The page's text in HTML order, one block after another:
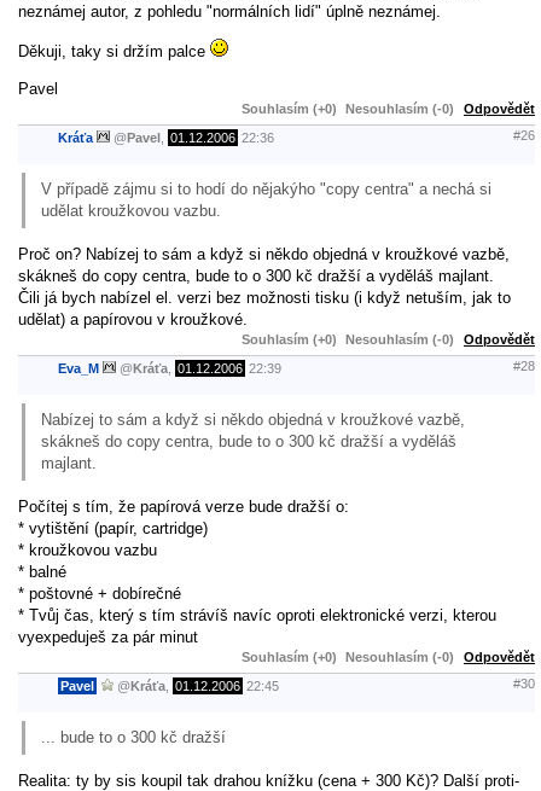
neznámej autor, z pohledu "normálních lidí" úplně neznámej.
Děkuji, taky si držím palce
Pavel
Souhlasím (+0) Nesouhlasím (-0) Odpovědět
Kráťa @Pavel 01.12.2006 22:36 #26
V případě zájmu si to hodí do nějakýho "copy centra" a nechá si
udělat kroužkovou vazbu.
Proč on? Nabízej to sám a když si někdo objedná v kroužkové vazbě,
skákneš do copy centra, bude to o 300 kč dražší a vyděláš majlant.
Čili já bych nabízel el. verzi bez možnosti tisku (i když netuším, jak to
udělat) a papírovou v kroužkové.
Souhlasím (+0) Nesouhlasím (-0) Odpovědět
Eva_M @Kráťa 01.12.2006 22:39 #28
Nabízej to sám a když si někdo objedná v kroužkové vazbě,
skákneš do copy centra, bude to o 300 kč dražší a vyděláš
majlant.
Počítej s tím, že papírová verze bude dražší o:
* vytištění (papír, cartridge)
* kroužkovou vazbu
* balné
* poštovné + dobírečné
* Tvůj čas, který s tím strávíš navíc oproti elektronické verzi, kterou
vyexpeduješ za pár minut
Souhlasím (+0) Nesouhlasím (-0) Odpovědět
Pavel @Kráťa 01.12.2006 22:45 #30
... bude to o 300 kč dražší
Realita: ty by sis koupil tak drahou knížku (cena + 300 Kč)? Další proti-